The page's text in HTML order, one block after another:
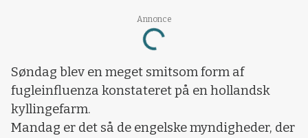
Annonce
Loading...
Søndag blev en meget smitsom form af
fugleinfluenza konstateret på en hollandsk
kyllingefarm.
Mandag er det så de engelske myndigheder, der